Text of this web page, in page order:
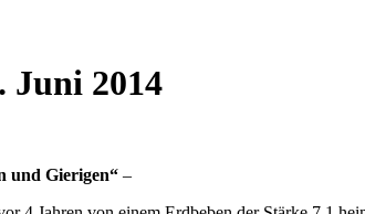
Juni 2014
und Gierigen“ –